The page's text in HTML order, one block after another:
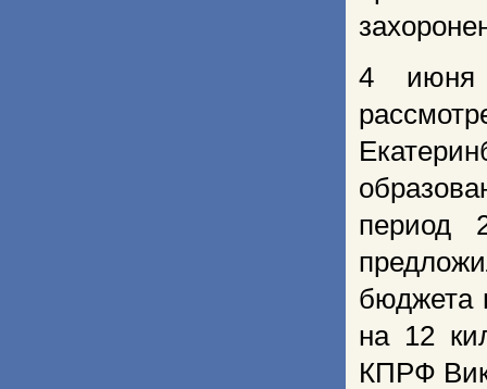
4 июня
период
бюджета
на 12
КПРФ